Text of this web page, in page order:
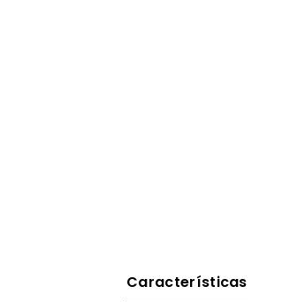
Características